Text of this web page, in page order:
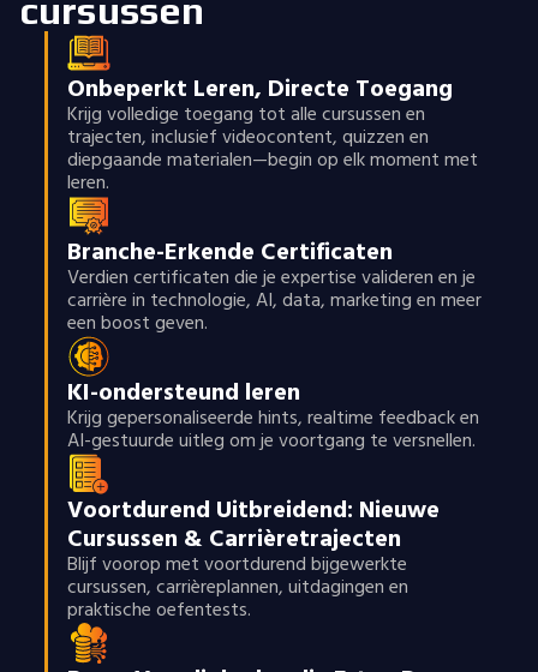
cursussen
Onbeperkt Leren, Directe Toegang
Krijg volledige toegang tot alle cursussen en
trajecten, inclusief videocontent, quizzen en
diepgaande materialen—begin op elk moment met
leren.
Branche-Erkende Certificaten
Verdien certificaten die je expertise valideren en je
carrière in technologie, AI, data, marketing en meer
een boost geven.
KI-ondersteund leren
Krijg gepersonaliseerde hints, realtime feedback en
AI-gestuurde uitleg om je voortgang te versnellen.
Voortdurend Uitbreidend: Nieuwe
Cursussen & Carrièretrajecten
Blijf voorop met voortdurend bijgewerkte
cursussen, carrièreplannen, uitdagingen en
praktische oefentests.